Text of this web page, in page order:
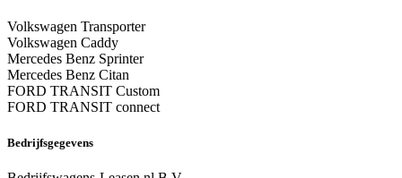
Volkswagen Transporter
Volkswagen Caddy
Mercedes Benz Sprinter
Mercedes Benz Citan
FORD TRANSIT Custom
FORD TRANSIT connect
Bedrijfsgegevens